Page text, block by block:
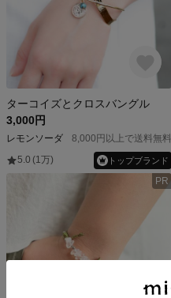
ターコイズとクロスバングル
3,000円
レモンソーダ
8,000円以上で送料無料
5.0 (1万) トップブランド
PR